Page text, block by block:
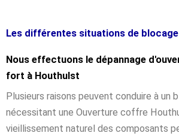
Les différentes situations de
Nous effectuons le dépannage
fort à Houthulst
Plusieurs raisons peuvent conduire à un
nécessitant une Ouverture coffre
vieillissement naturel des composants